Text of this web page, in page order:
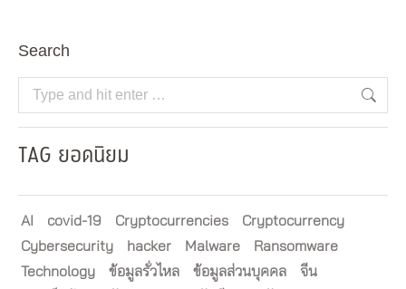
Search
Search:
TAG ยอดนิยม
AI covid-19 Cryptocurrencies
Cryptocurrency
Cybersecurity
hacker Malware
Ransomware
Technology
ข้อมูลรั่วไหล ข้อมูลส่วนบุคคล
จีน